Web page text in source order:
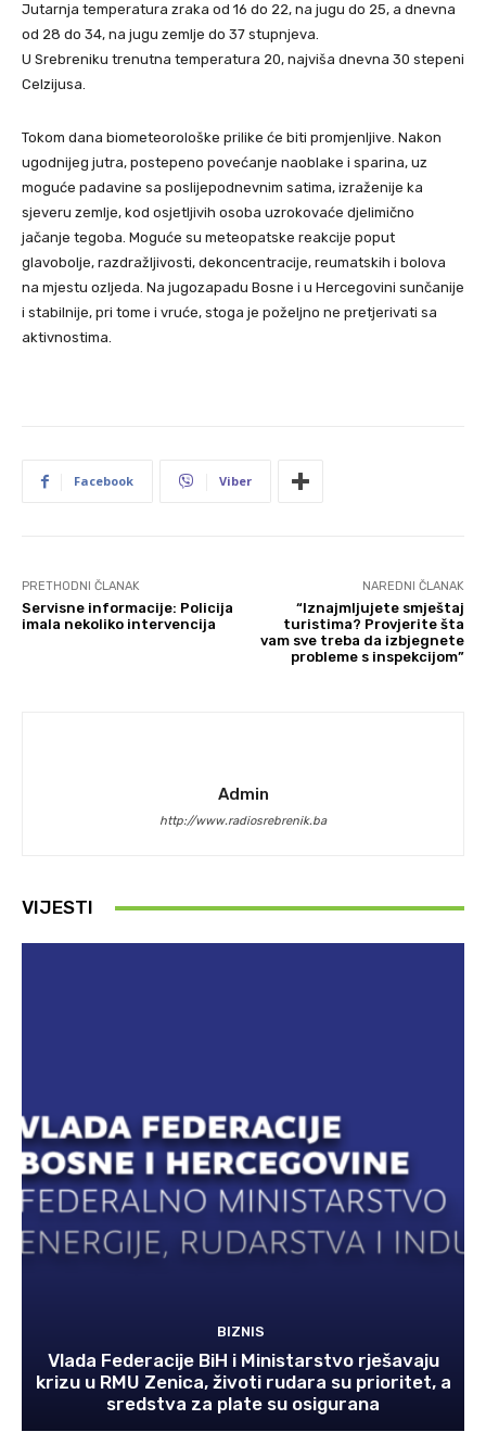
Jutarnja temperatura zraka od 16 do 22, na jugu do 25, a dnevna
od 28 do 34, na jugu zemlje do 37 stupnjeva.
U Srebreniku trenutna temperatura 20, najviša dnevna 30 stepeni
Celzijusa.
Tokom dana biometeorološke prilike će biti promjenljive. Nakon
ugodnijeg jutra, postepeno povećanje naoblake i sparina, uz
moguće padavine sa poslijepodnevnim satima, izraženije ka
sjeveru zemlje, kod osjetljivih osoba uzrokovaće djelimično
jačanje tegoba. Moguće su meteopatske reakcije poput
glavobolje, razdražljivosti, dekoncentracije, reumatskih i bolova
na mjestu ozljeda. Na jugozapadu Bosne i u Hercegovini sunčanije
i stabilnije, pri tome i vruće, stoga je poželjno ne pretjerivati sa
aktivnostima.
Facebook Viber
PRETHODNI ČLANAK
Servisne informacije: Policija
imala nekoliko intervencija
NAREDNI ČLANAK
“Iznajmljujete smještaj
turistima? Provjerite šta
vam sve treba da izbjegnete
probleme s inspekcijom”
Admin
http://www.radiosrebrenik.ba
VIJESTI
BIZNIS
Vlada Federacije BiH i Ministarstvo rješavaju
krizu u RMU Zenica, životi rudara su prioritet, a
sredstva za plate su osigurana